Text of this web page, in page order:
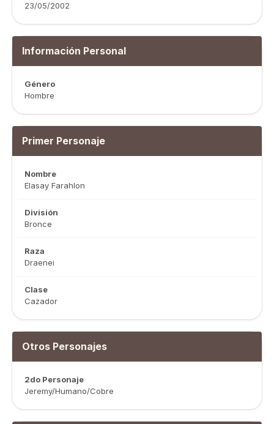
23/05/2002
Información Personal
Género
Hombre
Primer Personaje
Nombre
Elasay Farahlon
División
Bronce
Raza
Draenei
Clase
Cazador
Otros Personajes
2do Personaje
Jeremy/Humano/Cobre